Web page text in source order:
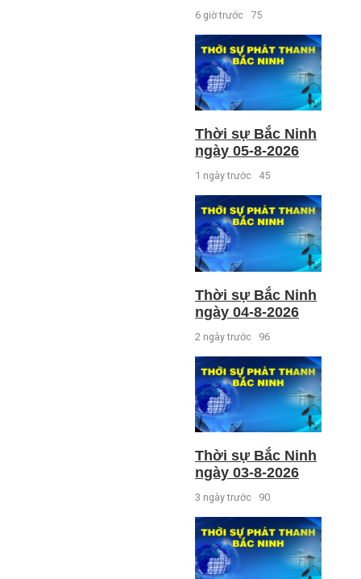
6 giờ trước 75
Thời sự Bắc Ninh
ngày 05-8-2026
1 ngày trước 45
Thời sự Bắc Ninh
ngày 04-8-2026
2 ngày trước 96
Thời sự Bắc Ninh
ngày 03-8-2026
3 ngày trước 90